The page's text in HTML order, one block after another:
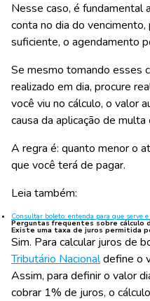
Nesse caso, é fundamental
conta no dia do
suficiente, o agendamento
Se mesmo tomando esses
realizado em dia, procure
você viu no cálculo, o valor
causa da aplicação de multa
A regra é: quanto menor o
que você terá de pagar.
Leia também:
Consultar boleto: entenda para que serve e
Perguntas frequentes sobre cálculo
Existe uma taxa de juros permitida
Sim. Para calcular juros de
Tributário Nacionaldefine o
Assim, para definir o valor
cobrar 1% de juros, o